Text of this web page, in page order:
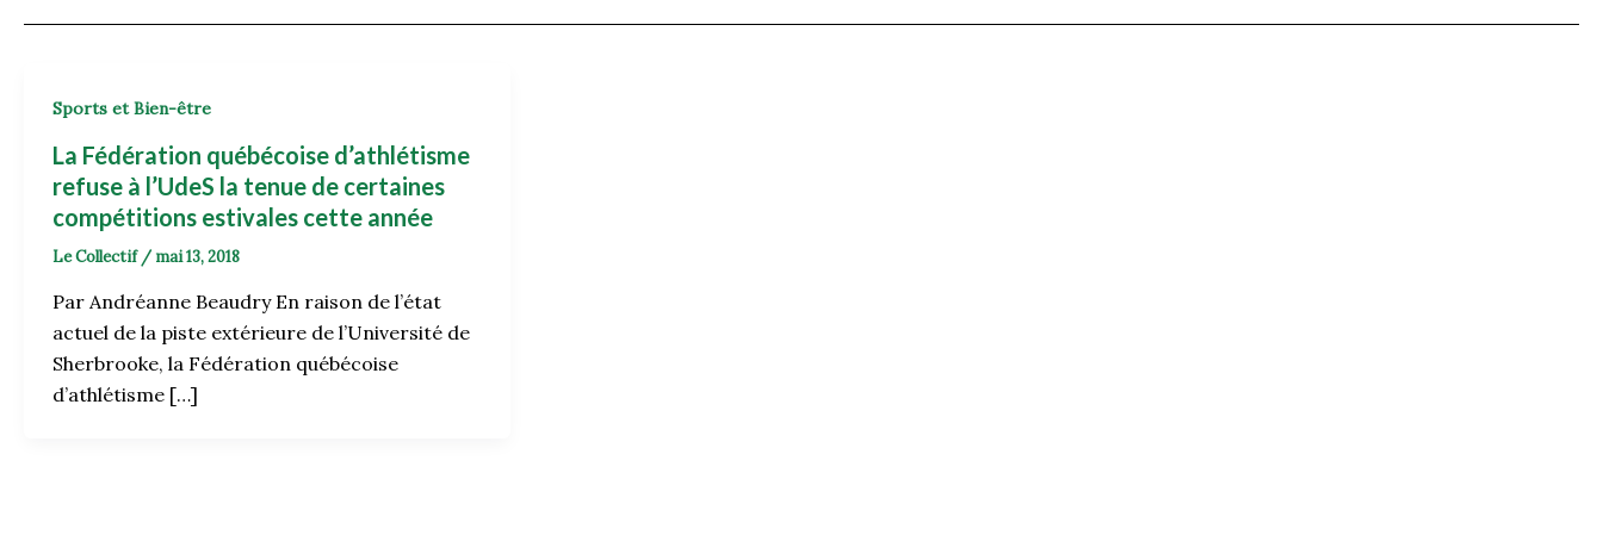
Sports et Bien-être
La Fédération québécoise d’athlétisme
refuse à l’UdeS la tenue de certaines
compétitions estivales cette année
Le Collectif / mai 13, 2018
Par Andréanne Beaudry En raison de l’état
actuel de la piste extérieure de l’Université de
Sherbrooke, la Fédération québécoise
d’athlétisme […]